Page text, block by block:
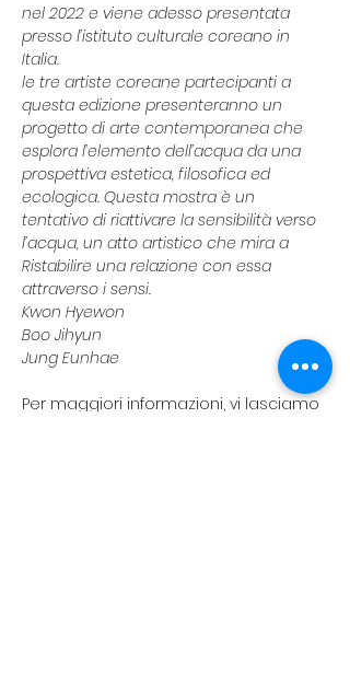
nel 2022 e viene adesso presentata
presso l’istituto culturale coreano in
Italia.
le tre artiste coreane partecipanti a
questa edizione presenteranno un
progetto di arte contemporanea che
esplora l’elemento dell’acqua da una
prospettiva estetica, filosofica ed
ecologica. Questa mostra è un
tentativo di riattivare la sensibilità verso
l’acqua, un atto artistico che mira a
Ristabilire una relazione con essa
attraverso i sensi.
Kwon Hyewon
Boo Jihyun
Jung Eunhae
Per maggiori informazioni, vi lasciamo